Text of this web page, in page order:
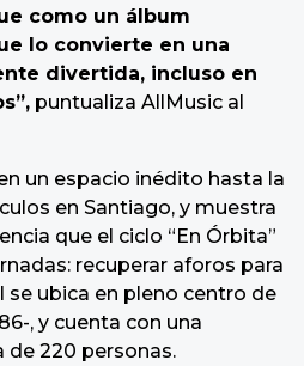
como un álbum
lo convierte en una
divertida, incluso en
puntualiza AllMusic al
un espacio inédito hasta la
en Santiago, y muestra
que el ciclo “En Órbita”
recuperar aforos para
se ubica en pleno centro de
, y cuenta con una
220 personas.